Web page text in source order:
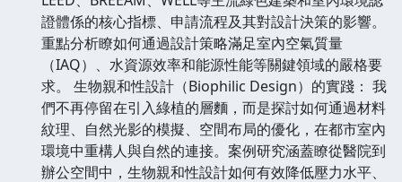
證體係的核心指標、申請流程及其對設計決策的影響。
重點分析瞭如何通過設計策略滿足室內空氣質量
（IAQ）、水資源效率和能源性能等關鍵領域的嚴格要
求。 生物親和性設計（Biophilic Design）的實踐： 我
們不再停留在引入綠植的層麵，而是探討如何通過材料
紋理、自然光影的模擬、空間布局的優化，在都市室內
環境中重構人與自然的連接。案例研究涵蓋瞭從醫院到
辦公空間中，生物親和性設計如何有效降低壓力水平、